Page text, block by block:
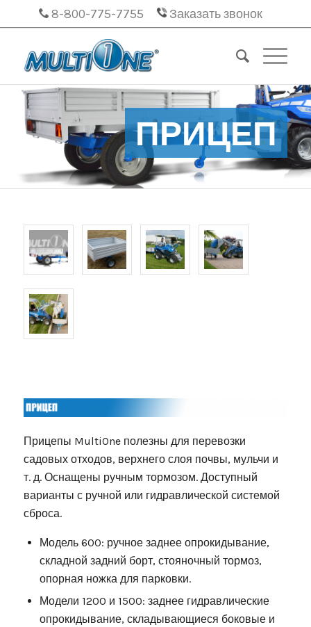
8-800-775-7755 Заказать звонок
ПРИЦЕП
Прицепы MultiOne полезны для перевозки
садовых отходов, верхнего слоя почвы, мульчи и
т. д. Оснащены ручным тормозом. Доступный
варианты с ручной или гидравлической системой
сброса.
Модель 600: ручное заднее опрокидывание,
складной задний борт, стояночный тормоз,
опорная ножка для парковки.
Модели 1200 и 1500: заднее гидравлические
опрокидывание, складывающиеся боковые и